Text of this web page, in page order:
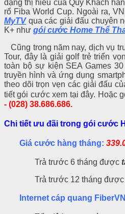
dạng thị hiếu của Quý Khách
rổ Fiba World Cup. Ngoài ra,
MyTVqua các giải đấu chuyên
K+ như gói cước Home Thể
Cũng trong năm nay, dịch vụ
Tour, đây là giải golf trẻ triển
toàn bộ sự kiện SEA Games
truyền hình và ứng dụng
theo dõi trọn vẹn các giải đấu
tiết gói cước xem tại đây. Hoặc
- (028) 38.686.686.
Chi tiết ưu đãi trong gói cước
Giá cước hàng tháng:
Trả trước 6 tháng được
Trả trước 12 tháng được
Internet cáp quang